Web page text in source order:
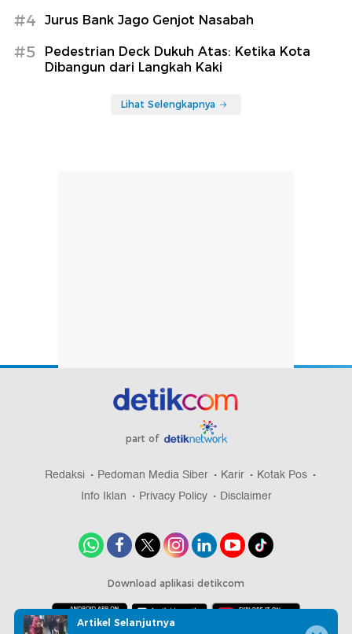
#4 Jurus Bank Jago Genjot Nasabah
#5
Pedestrian Deck Dukuh Atas: Ketika Kota
Dibangun dari Langkah Kaki
Lihat Selengkapnya
part of
Redaksi Pedoman Media Siber Karir
Kotak Pos
Info Iklan
Privacy Policy Disclaimer
Download aplikasi detikcom
Artikel Selanjutnya